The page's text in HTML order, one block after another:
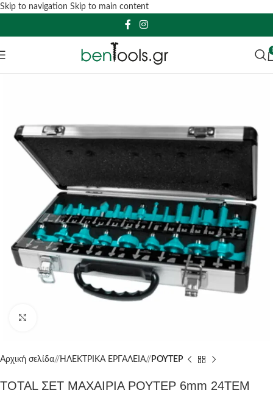
Skip to navigation Skip to main content
Αρχική σελίδα/ ΗΛΕΚΤΡΙΚΑ ΕΡΓΑΛΕΙΑ/ ΡΟΥΤΕΡ
TOTAL ΣΕΤ ΜΑΧΑΙΡΙΑ ΡΟΥΤΕΡ 6mm 24ΤΕΜ